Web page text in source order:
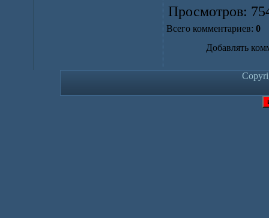
Просмотров:
Всего комментариев: 0
Добавлять